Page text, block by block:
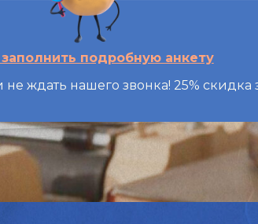
подробную анкету
не ждать нашего звонка! 25%